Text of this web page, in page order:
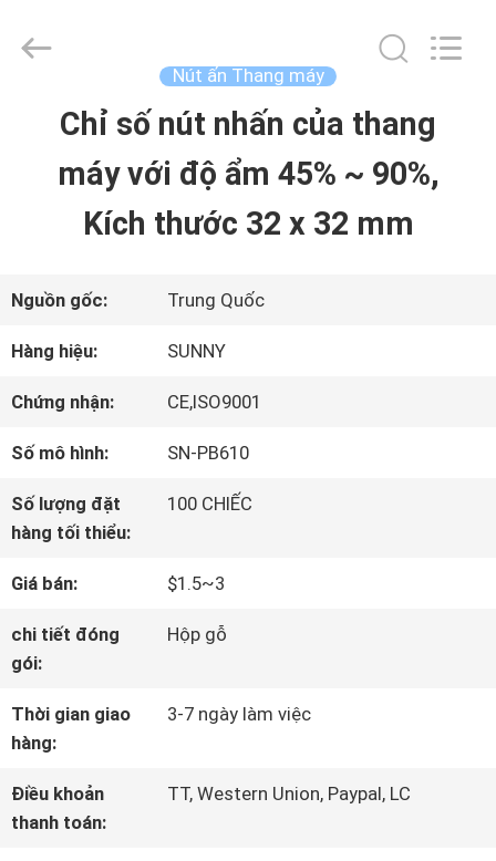
TRANG
CHỦ
SẢN
PHẨM
VIDEO
VỀ
CHÚNG
TÔI
THAM
QUAN
NHÀ
2026
SHANGHAI
Nút ấn Thang máy
Chỉ số nút nhấn của thang
máy với độ ẩm 45% ~ 90%,
Kích thước 32 x 32 mm
Nguồn gốc: Trung Quốc
Hàng hiệu: SUNNY
Chứng nhận: CE,ISO9001
Số mô hình: SN-PB610
Số lượng đặt
hàng tối thiểu:
100 CHIẾC
Giá bán: $1.5~3
chi tiết đóng
gói:
Hộp gỗ
Thời gian giao
hàng:
3-7 ngày làm việc
Điều khoản
thanh toán:
TT, Western Union, Paypal, LC